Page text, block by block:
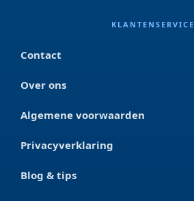
KLANTENSERVICE
Contact
Over ons
Algemene voorwaarden
Privacyverklaring
Blog & tips